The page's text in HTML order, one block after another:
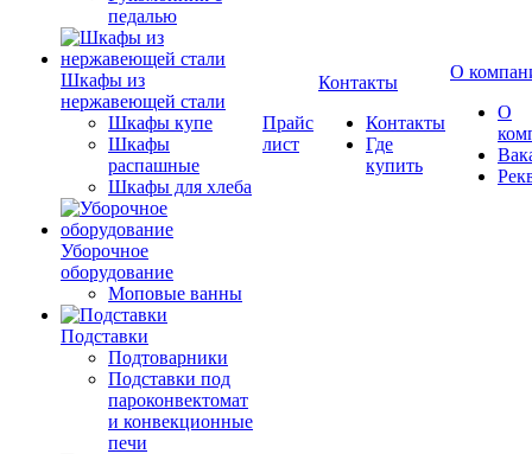
педалью
Шкафы из
нержавеющей стали
Шкафы купе
Шкафы
распашные
Шкафы для хлеба
Уборочное
оборудование
Моповые ванны
Подставки
Подтоварники
Подставки под
пароконвектомат
и конвекционные
печи
Прайс
лист
Контакты
Контакты
Где
купить
О
О